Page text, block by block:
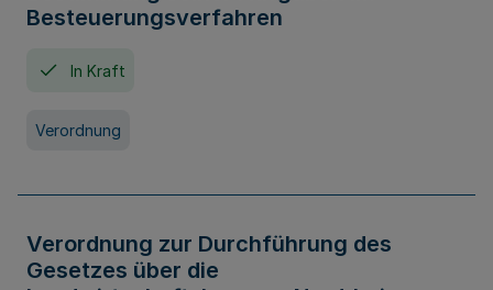
Besteuerungsverfahren
In Kraft
Verordnung
Verordnung zur Durchführung des
Gesetzes über die